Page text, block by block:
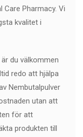
Care Pharmacy. Vi
kvalitet i
du välkommen
redo att hjälpa
Nembutalpulver
utan att
för att
produkten till